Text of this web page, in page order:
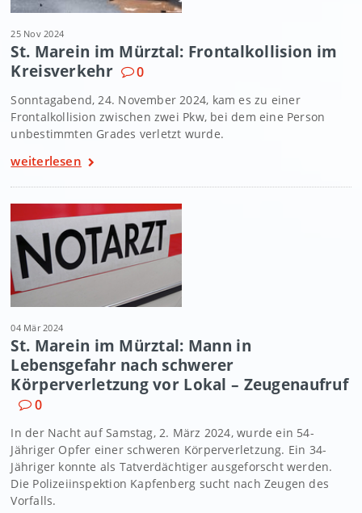
25 Nov 2024
St. Marein im Mürztal: Frontalkollision im
Kreisverkehr
0
Sonntagabend, 24. November 2024, kam es zu einer
Frontalkollision zwischen zwei Pkw, bei dem eine Person
unbestimmten Grades verletzt wurde.
weiterlesen
04 Mär 2024
St. Marein im Mürztal: Mann in
Lebensgefahr nach schwerer
Körperverletzung vor Lokal – Zeugenaufruf
0
In der Nacht auf Samstag, 2. März 2024, wurde ein 54-
Jähriger Opfer einer schweren Körperverletzung. Ein 34-
Jähriger konnte als Tatverdächtiger ausgeforscht werden.
Die Polizeiinspektion Kapfenberg sucht nach Zeugen des
Vorfalls.